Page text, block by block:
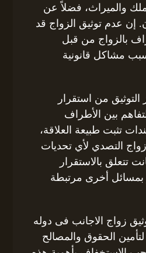
والميراث، فضلاً عن
إن عدم توثيق الزواج قد
بالزواج من قبل
مشاكل قانونية
التوثيق من استقرار
بين الأطراف
تثبت طبيعة العلاقة،
التصدي لأي تحديات
تتعلق بالاستقرار
بمسائل أخرى مرتبطة
زواج الاجانب فى دوله
لتأمين الحقوق والمصالح